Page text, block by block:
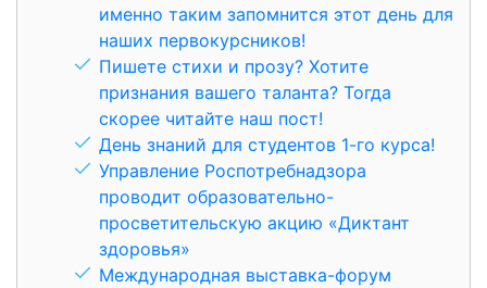
именно таким запомнится этот день для
наших первокурсников!
Пишете стихи и прозу? Хотите
признания вашего таланта? Тогда
скорее читайте наш пост!
День знаний для студентов 1-го курса!
Управление Роспотребнадзора
проводит образовательно-
просветительскую акцию «Диктант
здоровья»
Международная выставка-форум